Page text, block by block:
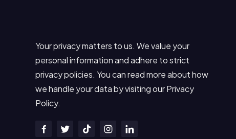
Your privacy matters to us. We value your
personal information and adhere to strict
privacy policies. You can read more about how
we handle your data by visiting our Privacy
Policy.